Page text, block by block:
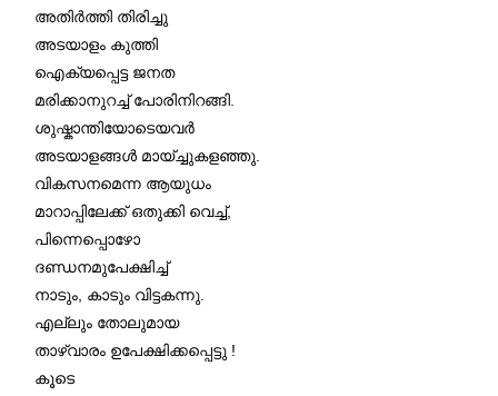
അതിർത്തി തിരിച്ചു
അടയാളം കുത്തി
ഐക്യപ്പെട്ട ജനത
മരിക്കാനുറച്ച്‌ പോരിനിറങ്ങി.
ശുഷ്കാന്തിയോടെയവർ
അടയാളങ്ങൾ മായ്ച്ചുകളഞ്ഞു.
വികസനമെന്ന ആയുധം
മാറാപ്പിലേക്ക് ഒതുക്കി വെച്ച്,
പിന്നെപ്പൊഴോ
ദണ്ഡനമുപേക്ഷിച്ച്
നാടും, കാടും വിട്ടകന്നു.
എല്ലും തോലുമായ
താഴ്‌വാരം ഉപേക്ഷിക്കപ്പെട്ടു !
കൂടെ